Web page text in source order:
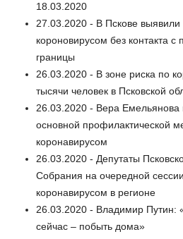
18.03.2020
27.03.2020 - В Пскове выявили
короновирусом без контакта
границы
26.03.2020 - В зоне риска по
тысячи человек в Псковской
26.03.2020 - Вера Емельянова
основной профилактической
коронавирусом
26.03.2020 - Депутаты
Собрания на очередной
коронавирусом в регионе
26.03.2020 - Владимир Путин:
сейчас – побыть дома»